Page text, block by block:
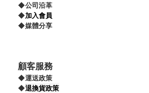
◆公司沿革
◆加入會員
◆媒體分享
顧客服務
◆運送政策
◆退換貨政策